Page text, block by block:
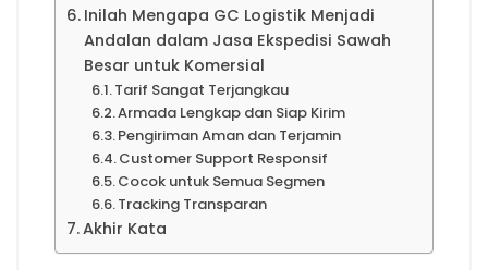
Inilah Mengapa GC Logistik Menjadi
Andalan dalam Jasa Ekspedisi Sawah
Besar untuk Komersial
Tarif Sangat Terjangkau
Armada Lengkap dan Siap Kirim
Pengiriman Aman dan Terjamin
Customer Support Responsif
Cocok untuk Semua Segmen
Tracking Transparan
Akhir Kata